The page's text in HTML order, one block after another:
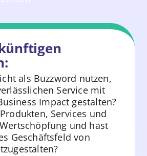
als Buzzword nutzen,
Service mit
Impact gestalten?
Services und
und hast
Geschäftsfeld von